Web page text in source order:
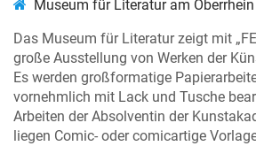
Museum für Literatur am Oberrhein
Das Museum für Literatur zeigt mit
große Ausstellung von Werken der
Es werden großformatige
vornehmlich mit Lack und Tusche
Arbeiten der Absolventin der
liegen Comic- oder comicartige